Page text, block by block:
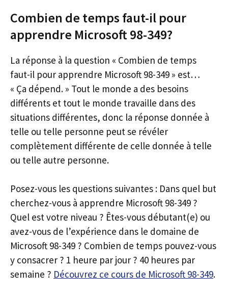
Combien de temps faut-il pour
apprendre Microsoft 98-349?
La réponse à la question « Combien de temps
faut-il pour apprendre Microsoft 98-349 » est…
« Ça dépend. » Tout le monde a des besoins
différents et tout le monde travaille dans des
situations différentes, donc la réponse donnée à
telle ou telle personne peut se révéler
complètement différente de celle donnée à telle
ou telle autre personne.
Posez-vous les questions suivantes : Dans quel but
cherchez-vous à apprendre Microsoft 98-349 ?
Quel est votre niveau ? Êtes-vous débutant(e) ou
avez-vous de l’expérience dans le domaine de
Microsoft 98-349 ? Combien de temps pouvez-vous
y consacrer ? 1 heure par jour ? 40 heures par
semaine ? Découvrez ce cours de Microsoft 98-349.